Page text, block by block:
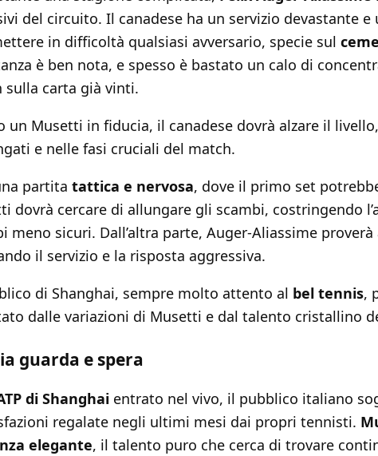
del circuito. Il canadese ha un servizio devastante
in difficoltà qualsiasi avversario, specie sul
è ben nota, e spesso è bastato un calo di
sulla carta già vinti.
un Musetti in fiducia, il canadese dovrà alzare il
e nelle fasi cruciali del match.
partita tattica e nervosa, dove il primo set
dovrà cercare di allungare gli scambi, costringendo
meno sicuri. Dall’altra parte, Auger-Aliassime
il servizio e la risposta aggressiva.
di Shanghai, sempre molto attento al bel tennis,
dalle variazioni di Musetti e dal talento cristallino
guarda e spera
di Shanghai entrato nel vivo, il pubblico italiano
regalate negli ultimi mesi dai propri tennisti.
elegante, il talento puro che cerca di trovare